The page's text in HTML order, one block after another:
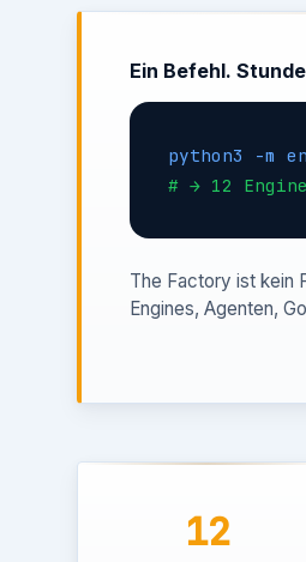
Ein Befehl.
python3 -m
# → 12
The Factory ist kein
Engines, Agenten,
12